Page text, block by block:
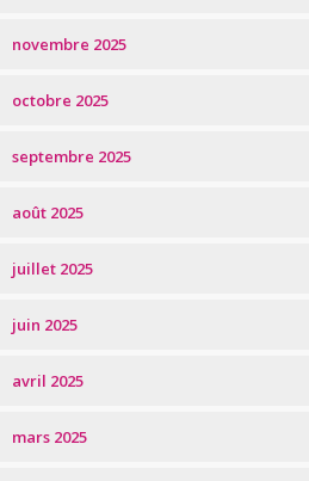
novembre 2025
octobre 2025
septembre 2025
août 2025
juillet 2025
juin 2025
avril 2025
mars 2025